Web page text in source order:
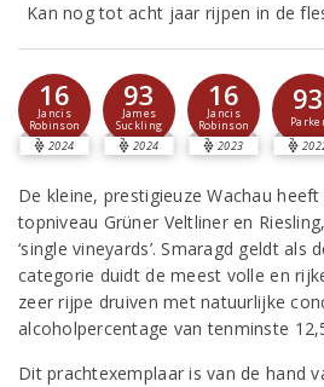
Kan nog tot acht jaar rijpen in de
16
Jancis
Robinson
2024
93
James
Suckling
2024
16
Jancis
Robinson
2023
93
De kleine, prestigieuze Wachau
topniveau Grüner Veltliner en
‘single vineyards’. Smaragd geldt als
categorie duidt de meest volle en
zeer rijpe druiven met natuurlijke
alcoholpercentage van tenminste
Dit prachtexemplaar is van de hand